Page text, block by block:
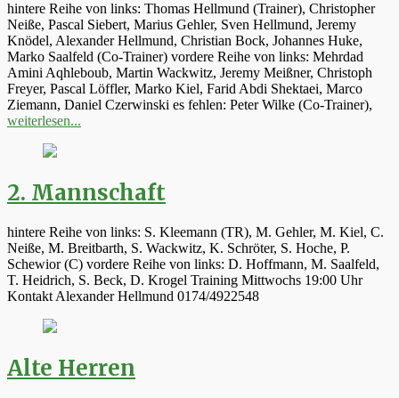
hintere Reihe von links: Thomas Hellmund (Trainer), Christopher
Neiße, Pascal Siebert, Marius Gehler, Sven Hellmund, Jeremy
Knödel, Alexander Hellmund, Christian Bock, Johannes Huke,
Marko Saalfeld (Co-Trainer) vordere Reihe von links: Mehrdad
Amini Aqhleboub, Martin Wackwitz, Jeremy Meißner, Christoph
Freyer, Pascal Löffler, Marko Kiel, Farid Abdi Shektaei, Marco
Ziemann, Daniel Czerwinski es fehlen: Peter Wilke (Co-Trainer),
weiterlesen...
2. Mannschaft
hintere Reihe von links: S. Kleemann (TR), M. Gehler, M. Kiel, C.
Neiße, M. Breitbarth, S. Wackwitz, K. Schröter, S. Hoche, P.
Schewior (C) vordere Reihe von links: D. Hoffmann, M. Saalfeld,
T. Heidrich, S. Beck, D. Krogel Training Mittwochs 19:00 Uhr
Kontakt Alexander Hellmund 0174/4922548
Alte Herren